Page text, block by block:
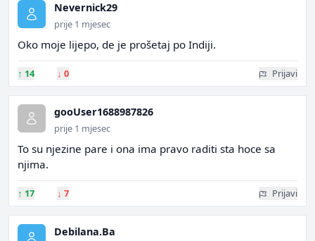
Nevernick29
prije 1 mjesec
Oko moje lijepo, de je prošetaj po Indiji.
↑ 14 ↓ 0 Prijavi
gooUser1688987826
prije 1 mjesec
To su njezine pare i ona ima pravo raditi sta hoce sa
njima.
↑ 17 ↓ 7 Prijavi
Debilana.Ba